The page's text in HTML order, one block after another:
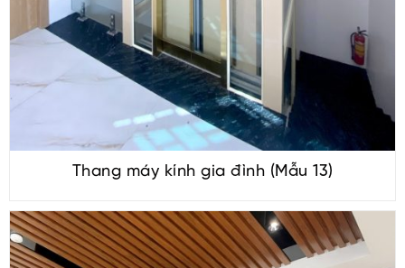
Thang máy kính gia đình (Mẫu 13)